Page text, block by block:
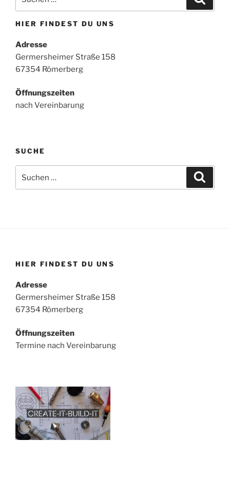
nach:
HIER FINDEST DU UNS
Adresse
Germersheimer Straße 158
67354 Römerberg
Öffnungszeiten
nach Vereinbarung
SUCHE
nach:
HIER FINDEST DU UNS
Adresse
Germersheimer Straße 158
67354 Römerberg
Öffnungszeiten
Termine nach Vereinbarung